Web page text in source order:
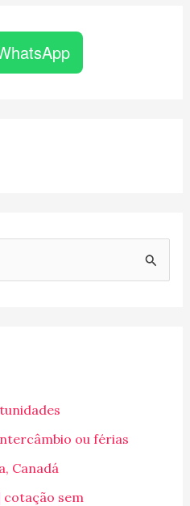
ou férias
Canadá
sem